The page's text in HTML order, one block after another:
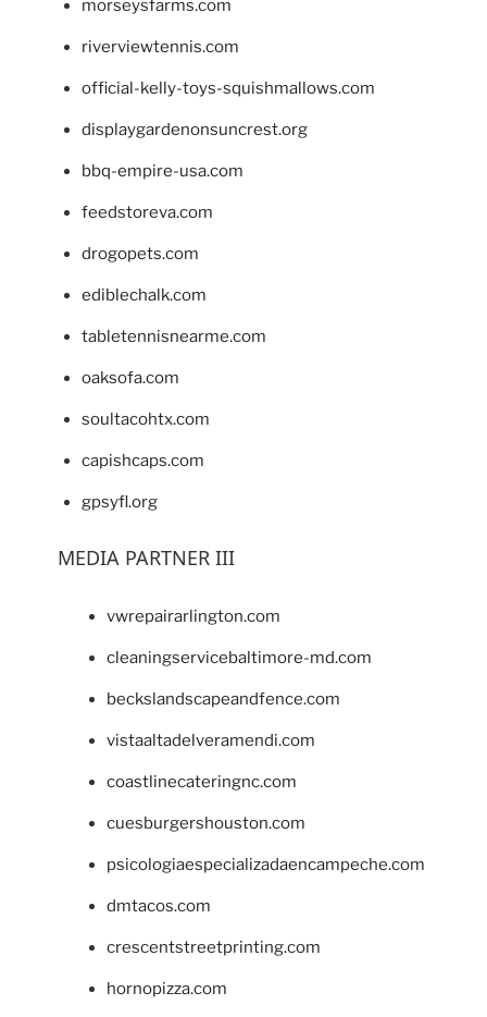
morseysfarms.com
riverviewtennis.com
official-kelly-toys-squishmallows.com
displaygardenonsuncrest.org
bbq-empire-usa.com
feedstoreva.com
drogopets.com
ediblechalk.com
tabletennisnearme.com
oaksofa.com
soultacohtx.com
capishcaps.com
gpsyfl.org
MEDIA PARTNER III
vwrepairarlington.com
cleaningservicebaltimore-md.com
beckslandscapeandfence.com
vistaaltadelveramendi.com
coastlinecateringnc.com
cuesburgershouston.com
psicologiaespecializadaencampeche.com
dmtacos.com
crescentstreetprinting.com
hornopizza.com